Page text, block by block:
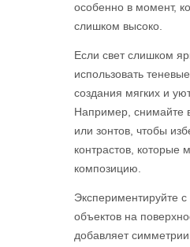
особенно в момент,
слишком высоко.
Если свет слишком
использовать
создания мягких и
Например, снимайте
или зонтов, чтобы
контрастов, которые
композицию.
Экспериментируйте
объектов на
добавляет